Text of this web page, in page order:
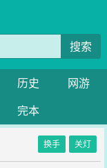
搜索
历史
网游
完本
换手 关灯